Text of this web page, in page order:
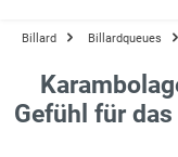
Billard Billardqueues
Gefühl für